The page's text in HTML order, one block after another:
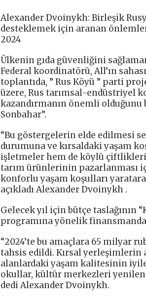
Alexander Dvoinykh: Birleşik
desteklemek için aranan
2024
Ülkenin gıda güvenliğini
Federal koordinatörü, All’ın
toplantıda, ” Rus Köyü ” parti
üzere, Rus tarımsal-endüstriyel
kazandırmanın önemli olduğunu
Sonbahar”.
“Bu göstergelerin elde edilmesi
durumuna ve kırsaldaki yaşam
işletmeler hem de köylü
tarım ürünlerinin pazarlanması
konforlu yaşam koşulları
açıkladı Alexander Dvoinykh .
Gelecek yıl için bütçe taslağının
programına yönelik
“2024’te bu amaçlara 65 milyar
tahsis edildi. Kırsal yerleşimlerin
alanlardaki yaşam kalitesinin
okullar, kültür merkezleri
dedi Alexander Dvoinykh.